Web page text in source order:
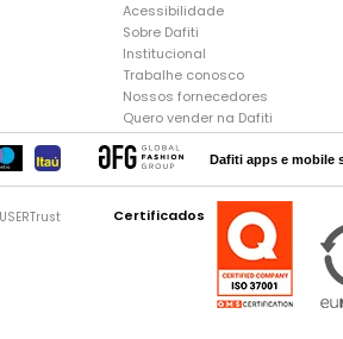
Acessibilidade
Sobre Dafiti
Institucional
Trabalhe conosco
Nossos fornecedores
Quero vender na Dafiti
Dafiti apps e mobile
Certificados